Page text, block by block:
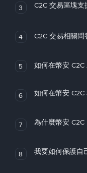
3 C2C 交易區塊支
4 C2C 交易相關問
5 如何在幣安 C2C
6 如何在幣安 C2C
7 為什麼幣安 C2C
8 我要如何保護自